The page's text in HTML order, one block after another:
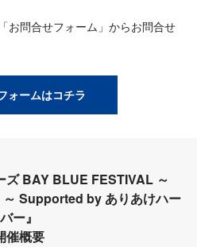
お問合せフォーム」からお問合せ
ォームはコチラ
ズ BAY BLUE FESTIVAL ～
Supported by ありあけハー
バー』
催概要